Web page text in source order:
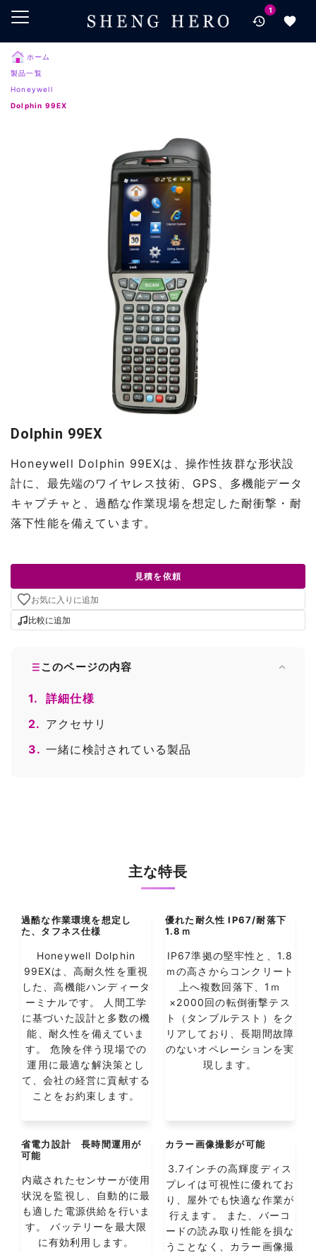
メインコンテンツにスキップ
検索にスキップ
フッターにスキップ
1
ホーム
製品一覧
Honeywell
Dolphin 99EX
Dolphin 99EX
Honeywell Dolphin 99EXは、操作性抜群な形状設
計に、最先端のワイヤレス技術、GPS、多機能データ
キャプチャと、過酷な作業現場を想定した耐衝撃・耐
落下性能を備えています。
見積を依頼
お気に入りに追加
比較に追加
このページの内容
1.
詳細仕様
2. アクセサリ
3. 一緒に検討されている製品
主な特長
過酷な作業環境を想定し
た、タフネス仕様
Honeywell Dolphin
99EXは、高耐久性を重視
した、高機能ハンディータ
ーミナルです。 人間工学
に基づいた設計と多数の機
能、耐久性を備えていま
す。 危険を伴う現場での
運用に最適な解決策とし
て、会社の経営に貢献する
ことをお約束します。
優れた耐久性 IP67/耐落下
1.8ｍ
IP67準拠の堅牢性と、1.8
ｍの高さからコンクリート
上へ複数回落下、1ｍ
×2000回の転倒衝撃テス
ト（タンブルテスト）をク
リアしており、長期間故障
のないオペレーションを実
現します。
省電力設計 長時間運用が
可能
内蔵されたセンサーが使用
状況を監視し、自動的に最
も適した電源供給を行いま
す。 バッテリーを最大限
に有効利用します。
カラー画像撮影が可能
3.7インチの高輝度ディス
プレイは可視性に優れてお
り、屋外でも快適な作業が
行えます。 また、バーコ
ードの読み取り性能を損な
うことなく、カラー画像撮